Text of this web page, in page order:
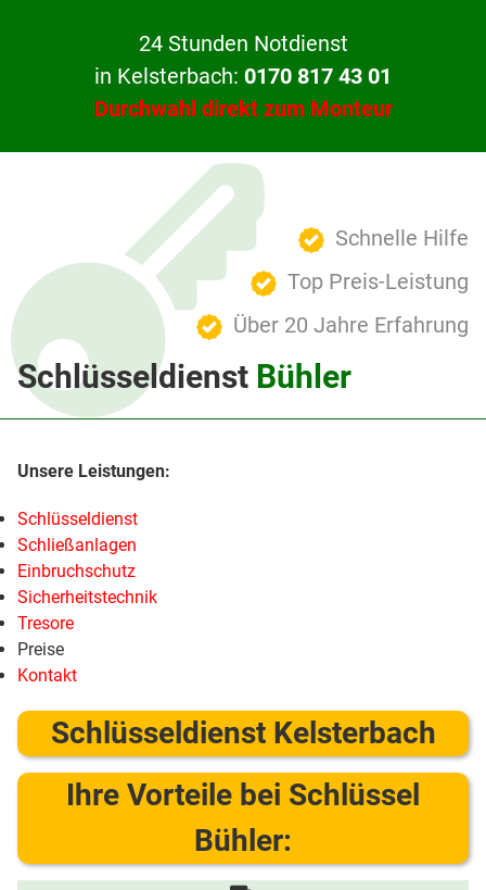
24 Stunden Notdienst
in Kelsterbach: 0170 817 43 01
Durchwahl direkt zum Monteur
Schnelle Hilfe
Top Preis-Leistung
Über 20 Jahre Erfahrung
Schlüsseldienst Bühler
Schlüsseldienst
Schließanlagen
Einbruchschutz
Sicherheitstechnik
Tresore
Preise
Kontakt
Schlüsseldienst Kelsterbach
Ihre Vorteile bei Schlüssel
Bühler: